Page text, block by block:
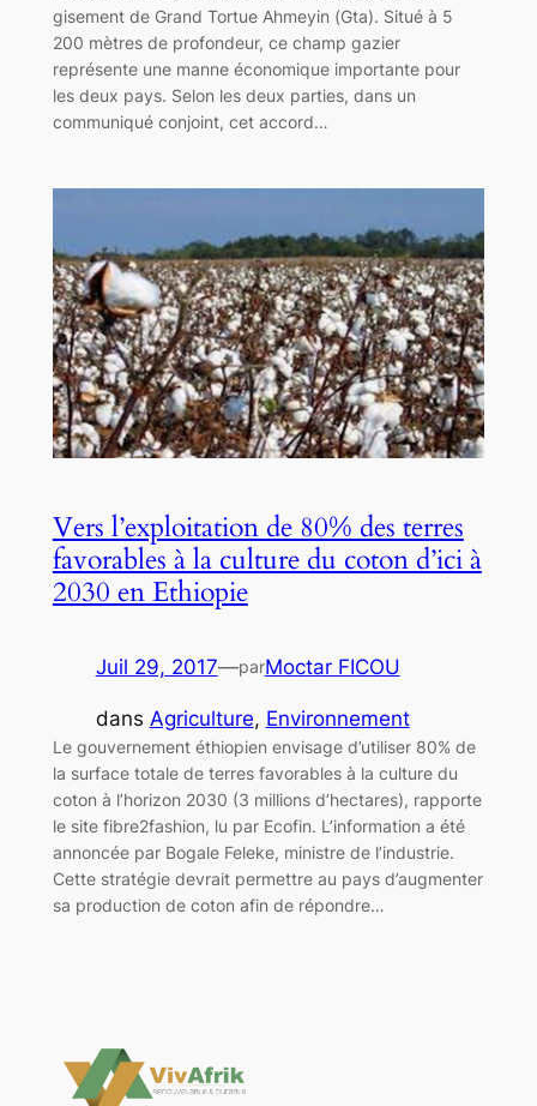
gisement de Grand Tortue Ahmeyin (Gta). Situé à 5
200 mètres de profondeur, ce champ gazier
représente une manne économique importante pour
les deux pays. Selon les deux parties, dans un
communiqué conjoint, cet accord…
Vers l’exploitation de 80% des terres
favorables à la culture du coton d’ici à
2030 en Ethiopie
Juil 29, 2017—parMoctar FICOU
dans Agriculture, Environnement
Le gouvernement éthiopien envisage d’utiliser 80% de
la surface totale de terres favorables à la culture du
coton à l’horizon 2030 (3 millions d’hectares), rapporte
le site fibre2fashion, lu par Ecofin. L’information a été
annoncée par Bogale Feleke, ministre de l’industrie.
Cette stratégie devrait permettre au pays d’augmenter
sa production de coton afin de répondre…